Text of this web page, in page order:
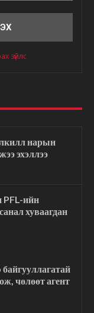
зүйлс
нарын
эхэллээ
PFL-ийн
хуваагдан
чөлөөт агент